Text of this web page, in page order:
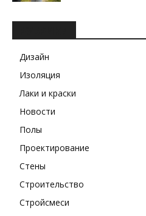
Дизайн
Изоляция
Лаки и краски
Новости
Полы
Проектирование
Стены
Строительство
Стройсмеси